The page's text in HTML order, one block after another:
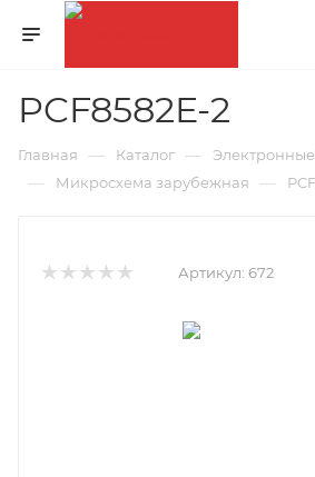
PCF8582E-2
Главная — Каталог —
— Микросхема зарубежная —
Артикул: 672